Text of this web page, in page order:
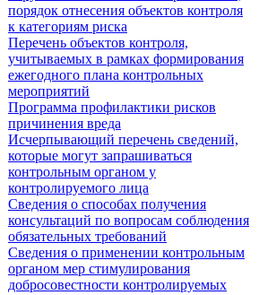
порядок отнесения объектов контроля
к категориям риска
Перечень объектов контроля,
учитываемых в рамках формирования
ежегодного плана контрольных
мероприятий
Программа профилактики рисков
причинения вреда
Исчерпывающий перечень сведений,
которые могут запрашиваться
контрольным органом у
контролируемого лица
Сведения о способах получения
консультаций по вопросам соблюдения
обязательных требований
Сведения о применении контрольным
органом мер стимулирования
добросовестности контролируемых